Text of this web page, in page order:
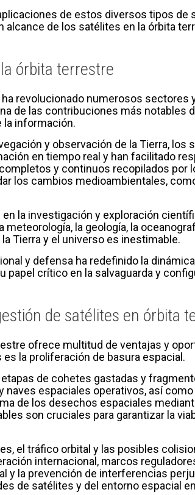
de estos diversos tipos de
alcance de los satélites en la órbita
órbita terrestre
revolucionado numerosos sectores
de las contribuciones más notables
la información.
y observación de la Tierra, los
en tiempo real y han facilitado
y continuos recopilados por
los cambios medioambientales,
la investigación y exploración
la geología, la
Tierra y el universo es inestimable.
y defensa ha redefinido la
papel crítico en la salvaguarda y
de satélites en órbita
ofrece multitud de ventajas y
la proliferación de basura espacial.
de cohetes gastadas y
naves espaciales operativos, así
de los desechos espaciales
son cruciales para garantizar la
el tráfico orbital y las posibles
internacional, marcos
y la prevención de interferencias
de satélites y del entorno espacial